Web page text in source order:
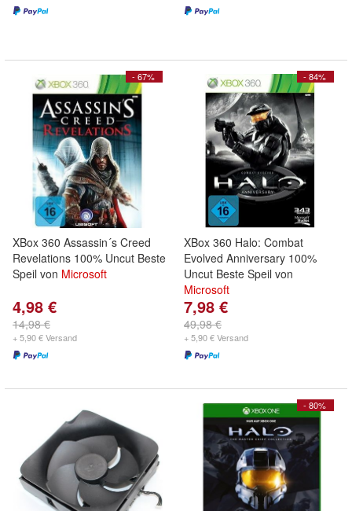
- 67%
XBox 360 Assassin´s Creed
Revelations 100% Uncut Beste
Speil von Microsoft
4,98 €
14,98 €
+ 5,90 € Versand
- 84%
XBox 360 Halo: Combat
Evolved Anniversary 100%
Uncut Beste Speil von
Microsoft
7,98 €
49,98 €
+ 5,90 € Versand
- 80%